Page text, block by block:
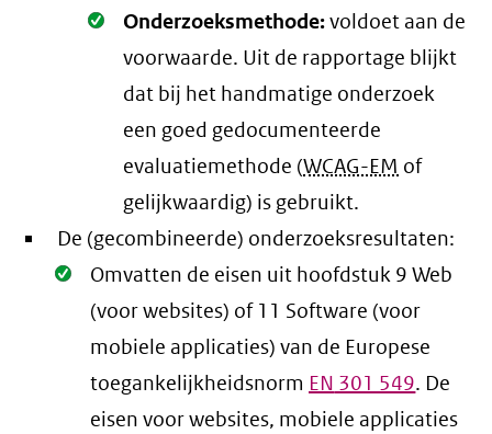
Oké.
Onderzoeksmethode:voldoet aan de
voorwaarde. Uit de rapportage blijkt
dat bij het handmatige onderzoek
een goed gedocumenteerde
evaluatiemethode (WCAG-EM of
gelijkwaardig) is gebruikt.
De (gecombineerde) onderzoeksresultaten:
Oké.
Omvatten de eisen uit hoofdstuk 9 Web
(voor websites) of 11 Software (voor
mobiele applicaties) van de Europese
toegankelijkheidsnorm EN 301 549. De
eisen voor websites, mobiele applicaties